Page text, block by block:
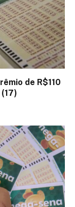
de R$110